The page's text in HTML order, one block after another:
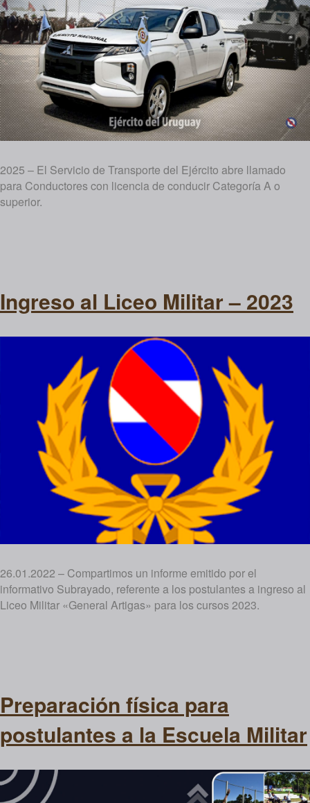
2025 – El Servicio de Transporte del Ejército abre llamado
para Conductores con licencia de conducir Categoría A o
superior.
Ingreso al Liceo Militar – 2023
26.01.2022 – Compartimos un informe emitido por el
informativo Subrayado, referente a los postulantes a ingreso al
Liceo Militar «General Artigas» para los cursos 2023.
Preparación física para
postulantes a la Escuela Militar